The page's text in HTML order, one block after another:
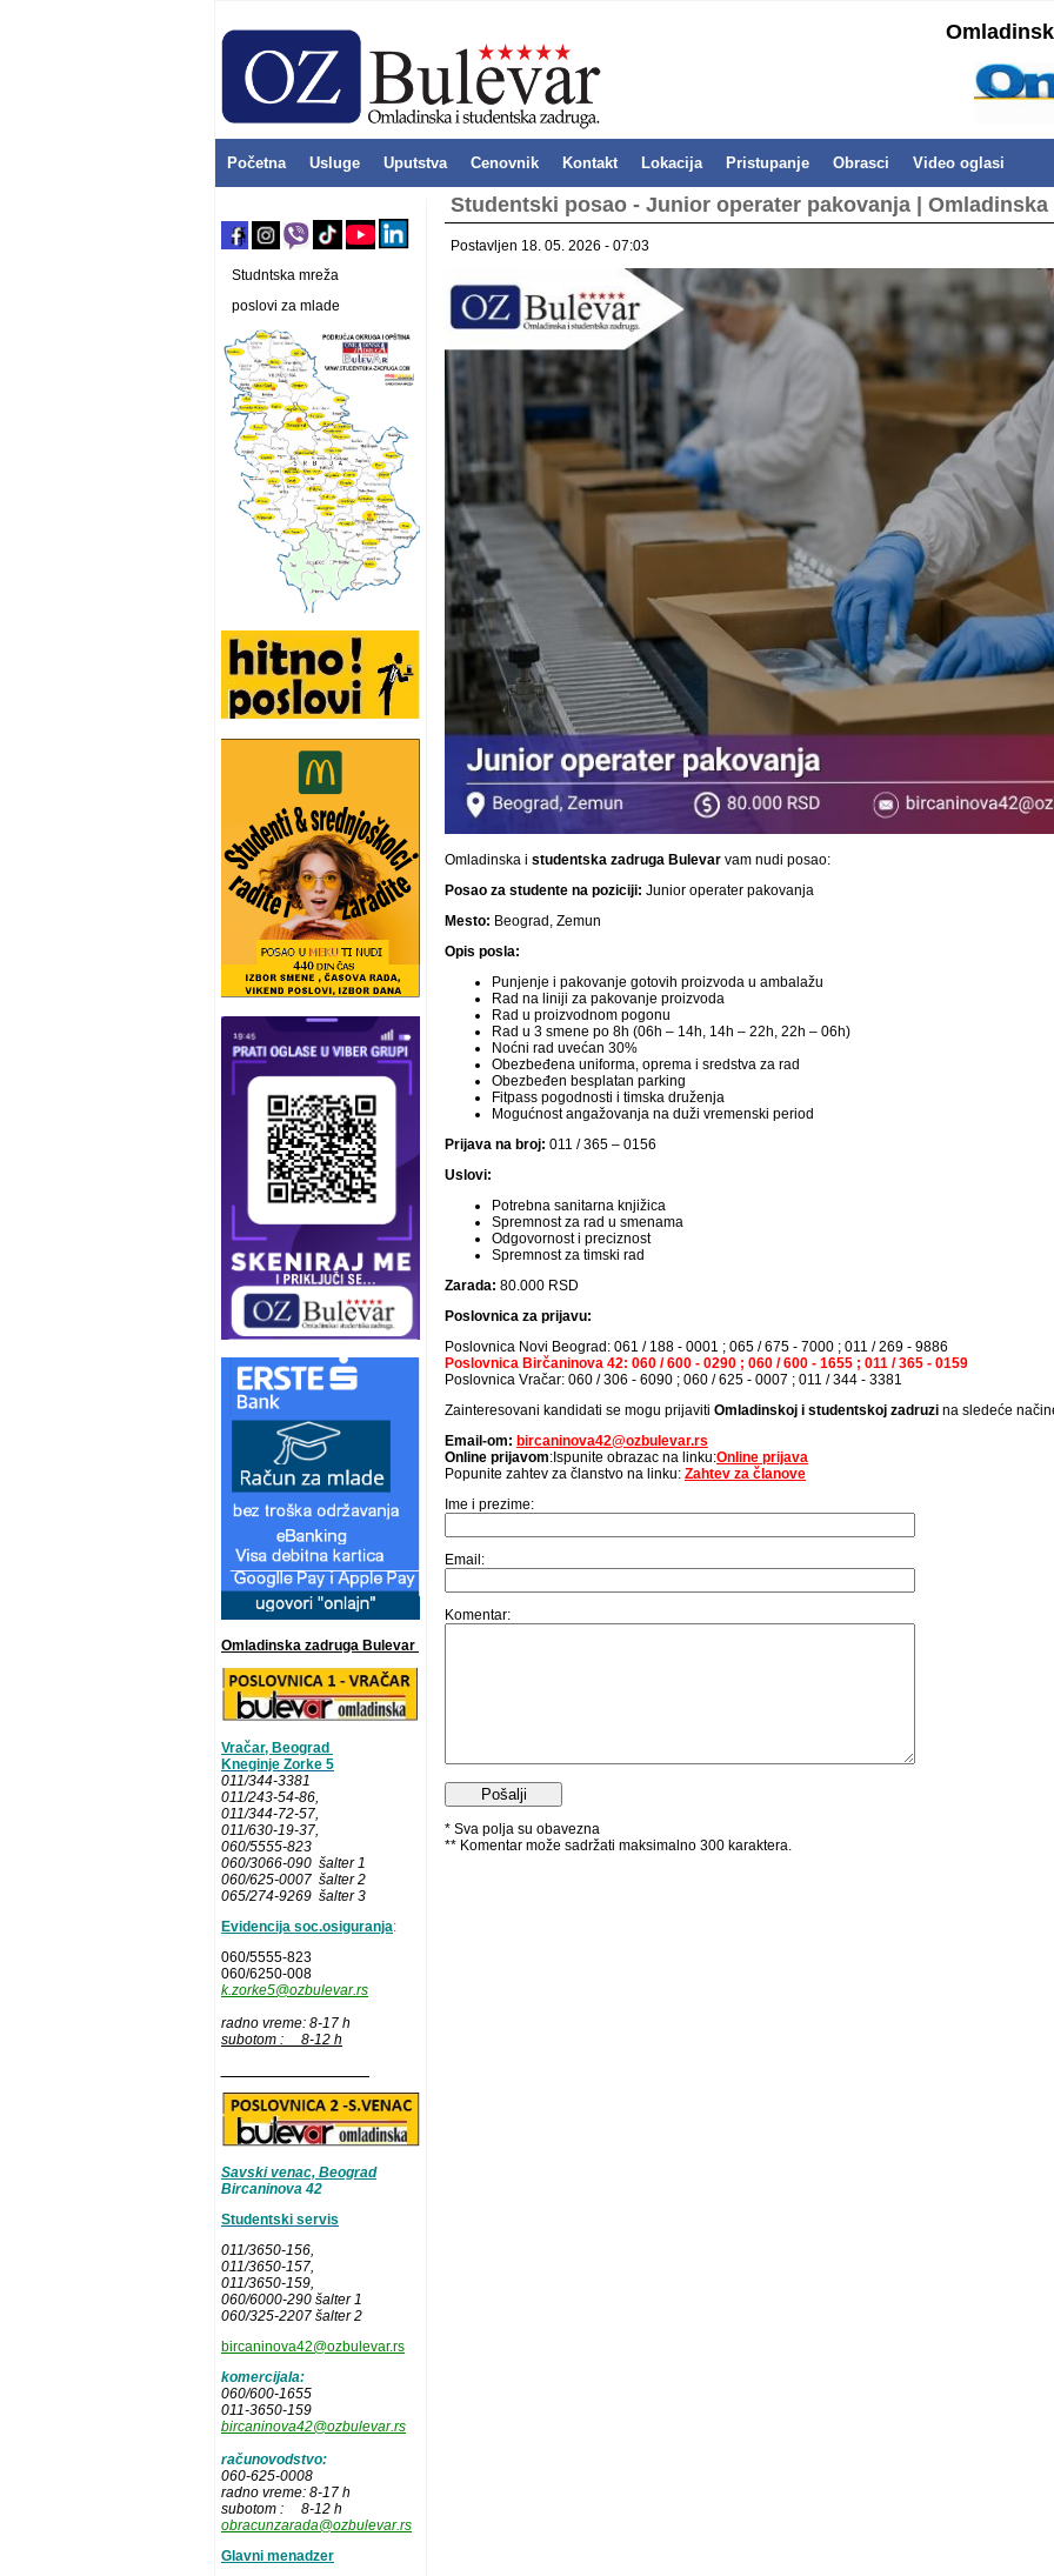
Početna Usluge Uputstva Cenovnik Kontakt Lokacija Pristupanje Obrasci Video oglasi
Studntska mreža
poslovi za mlade
Omladinska zadruga Bulevar
Vračar, Beograd
Kneginje Zorke 5
011/344-3381
011/243-54-86
011/344-72-57,
011/630-19-37,
060/5555-823
060/3066-090 šalter 1
060/625-0007 šalter 2
065/274-9269 šalter 3
Evidencija soc.osiguranja:
060/5555-823
060/6250-008
k.zorke5@ozbulevar.rs
radno vreme: 8-17 h
subotom : 8-12 h
Savski venac, Beograd
Bircaninova 42
Studentski servis
011/3650-156,
011/3650-157,
011/3650-159,
060/6000-290 šalter 1
060/325-2207 šalter 2
bircaninova42@ozbulevar.rs
komercijala:
060/600-1655
011-3650-159
bircaninova42@ozbulevar.rs
računovodstvo:
060-625-0008
radno vreme: 8-17 h
subotom : 8-12 h
obracunzarada@ozbulevar.rs
Glavni menadzer
Studentski posao - Junior operater pakovanja |
Postavljen 18. 05. 2026 - 07:03
Omladinska i studentska zadruga Bulevar vam nudi posao:
Posao za studente na poziciji: Junior operater pakovanja
Mesto: Beograd, Zemun
Opis posla:
Punjenje i pakovanje gotovih proizvoda u ambalažu
Rad na liniji za pakovanje proizvoda
Rad u proizvodnom pogonu
Rad u 3 smene po 8h (06h – 14h, 14h – 22h, 22h – 06h)
Noćni rad uvećan 30%
Obezbeđena uniforma, oprema i sredstva za rad
Obezbeđen besplatan parking
Fitpass pogodnosti i timska druženja
Mogućnost angažovanja na duži vremenski period
Prijava na broj: 011 / 365 – 0156
Uslovi:
Potrebna sanitarna knjižica
Spremnost za rad u smenama
Odgovornost i preciznost
Spremnost za timski rad
Zarada: 80.000 RSD
Poslovnica za prijavu:
Poslovnica Novi Beograd: 061 / 188 - 0001 ; 065 / 675 - 7000 ; 011 / 269 - 9886
Poslovnica Birčaninova 42: 060 / 600 - 0290 ; 060 / 600 - 1655 ; 011 / 365 - 0159
Poslovnica Vračar: 060 / 306 - 6090 ; 060 / 625 - 0007 ; 011 / 344 - 3381
Zainteresovani kandidati se mogu prijaviti Omladinskoj i studentskoj zadruzi na sledeće
Email-om: bircaninova42@ozbulevar.rs
Online prijavom:Ispunite obrazac na linku:Online prijava
Popunite zahtev za članstvo na linku: Zahtev za članove
Ime i prezime:
Email:
Komentar:
* Sva polja su obavezna
** Komentar može sadržati maksimalno 300 karaktera.